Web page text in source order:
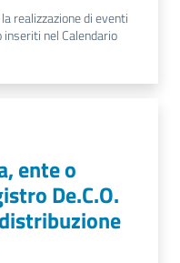
realizzazione di eventi
nel Calendario
ente o
De.C.O.